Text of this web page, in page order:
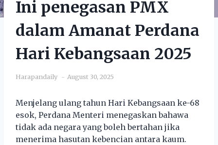
Ini penegasan PMX
dalam Amanat Perdana
Hari Kebangsaan 2025
Harapandaily August 30, 2025
Menjelang ulang tahun Hari Kebangsaan ke-68
esok, Perdana Menteri menegaskan bahawa
tidak ada negara yang boleh bertahan jika
menerima hasutan kebencian antara kaum.